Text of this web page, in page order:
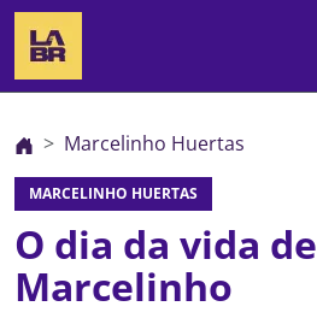
Marcelinho Huertas
MARCELINHO HUERTAS
O dia da vida de
Marcelinho